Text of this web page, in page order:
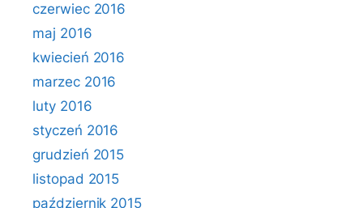
czerwiec 2016
maj 2016
kwiecień 2016
marzec 2016
luty 2016
styczeń 2016
grudzień 2015
listopad 2015
październik 2015